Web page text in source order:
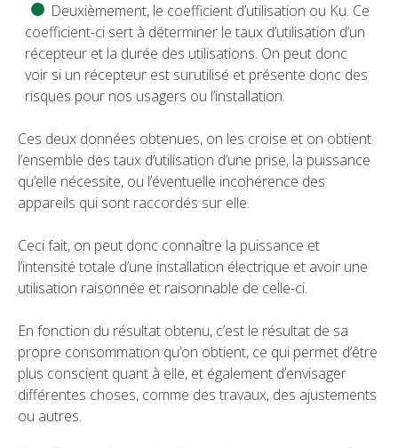
Deuxièmement, le coefficient d’utilisation ou Ku. Ce
coefficient-ci sert à déterminer le taux d’utilisation d’un
récepteur et la durée des utilisations. On peut donc
voir si un récepteur est surutilisé et présente donc des
risques pour nos usagers ou l’installation.
Ces deux données obtenues, on les croise et on obtient
l’ensemble des taux d’utilisation d’une prise, la puissance
qu’elle nécessite, ou l’éventuelle incohérence des
appareils qui sont raccordés sur elle.
Ceci fait, on peut donc connaître la puissance et
l’intensité totale d’une installation électrique et avoir une
utilisation raisonnée et raisonnable de celle-ci.
En fonction du résultat obtenu, c’est le résultat de sa
propre consommation qu’on obtient, ce qui permet d’être
plus conscient quant à elle, et également d’envisager
différentes choses, comme des travaux, des ajustements
ou autres.